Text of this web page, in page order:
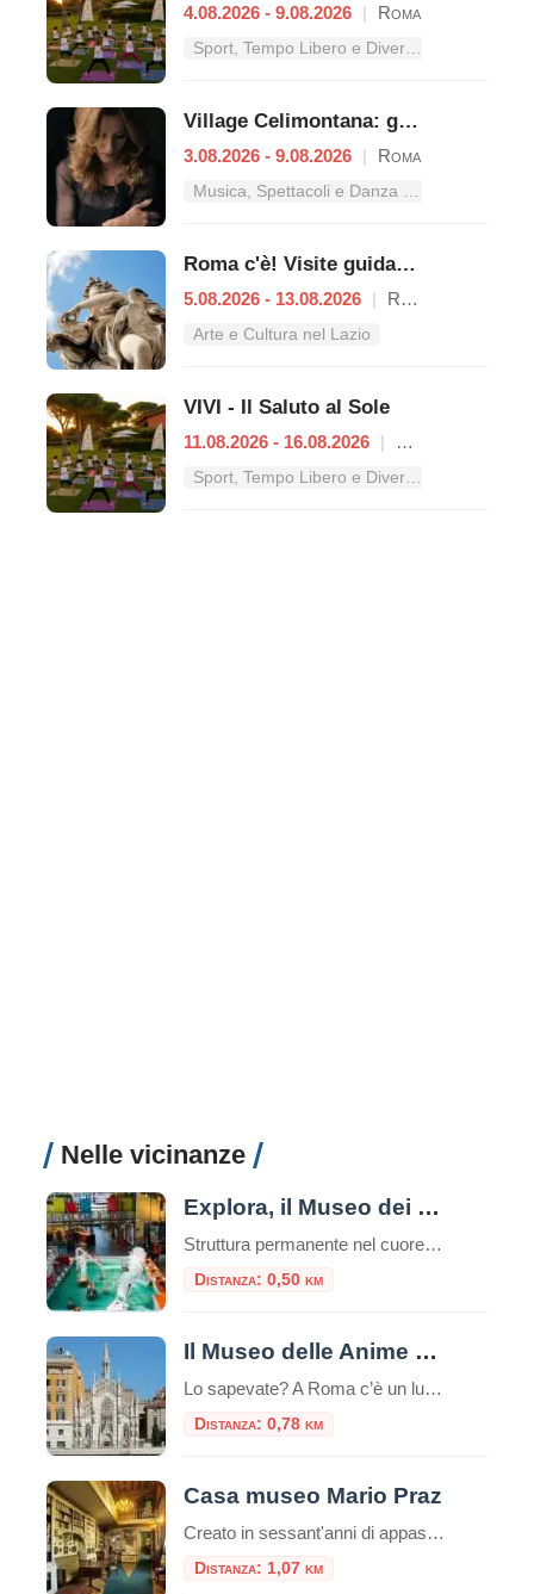
4.08.2026 - 9.08.2026 | Roma
Sport, Tempo Libero e Divertimento nel Lazio
Village Celimontana: gli appuntamenti dal 3 al 9 agosto
3.08.2026 - 9.08.2026 | Roma
Musica, Spettacoli e Danza nel Lazio
Roma c'è! Visite guidate (anche per bambini) dal 5 al 13 agosto 2026
5.08.2026 - 13.08.2026 | Roma
Arte e Cultura nel Lazio
VIVI - Il Saluto al Sole
11.08.2026 - 16.08.2026 |
Sport, Tempo Libero e Divertimento nel Lazio
Nelle vicinanze
Explora, il Museo dei Bambini
Struttura permanente nel cuore di Roma, Explora il Museo dei Bambini attiva dal 2001, è dedicata a bambine e bambini da 0 a 11 anni.Da oltre 20 anni, è il punto di riferimento per l’educazione informale e le attività creative per le famiglie, le scuole e il mondo dell’infanzia. Uno spazio in cui l’esplorazione e […]
Distanza: 0,50 km
Il Museo delle Anime del Purgatorio
Lo sapevate? A Roma c’è un luogo unico e inquietante: il Museo delle Anime del Purgatorio. Il museo delle anime del Purgatorio è un’esposizione di documenti e testimonianze allestita in un locale adiacente alla sacrestia della piccola chiesa neogotica del Sacro Cuore del Suffragio a Roma. Tali documenti proverebbero l’esistenza del Purgatorio. La chiesa del […]
Distanza: 0,78 km
Casa museo Mario Praz
Creato in sessant'anni di appassionato collezionismo da Mario Praz (Roma 1896-1982) anglista e critico di levatura internazionale, al Casa Museo Mario Praz si presenta come una dimora nobiliare del secolo XIX. Mario Praz - pescatore, scrittore e
Distanza: 1,07 km